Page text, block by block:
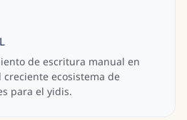
de escritura manual en
ecosistema de
para el yidis.